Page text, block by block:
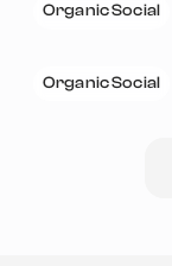
Organic Social
Organic Social